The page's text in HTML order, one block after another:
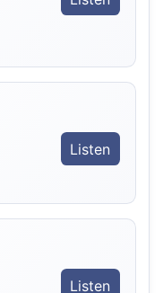
Listen
Listen